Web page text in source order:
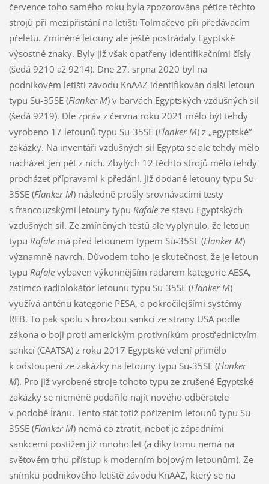
července toho samého roku byla zpozorována pětice těchto
strojů při mezipřistání na letišti Tolmačevo při předávacím
přeletu. Zmíněné letouny ale ještě postrádaly Egyptské
výsostné znaky. Byly již však opatřeny identifikačními čísly
(šedá 9210 až 9214). Dne 27. srpna 2020 byl na
podnikovém letišti závodu KnAAZ identifikován další letoun
typu Su-35SE (Flanker M) v barvách Egyptských vzdušných sil
(šedá 9219). Dle zpráv z června roku 2021 mělo být tehdy
vyrobeno 17 letounů typu Su-35SE (Flanker M) z „egyptské“
zakázky. Na inventáři vzdušných sil Egypta se ale tehdy mělo
nacházet jen pět z nich. Zbylých 12 těchto strojů mělo tehdy
procházet přípravami k předání. Již dodané letouny typu Su-
35SE (Flanker M) následně prošly srovnávacími testy
s francouzskými letouny typu Rafaleze stavu Egyptských
vzdušných sil. Ze zmíněných testů ale vyplynulo, že letoun
typu Rafalemá před letounem typem Su-35SE (Flanker M)
významně navrch. Důvodem toho je skutečnost, že je letoun
typu Rafalevybaven výkonnějším radarem kategorie AESA,
zatímco radiolokátor letounu typu Su-35SE (Flanker M)
využívá anténu kategorie PESA, a pokročilejšími systémy
REB. To pak spolu s hrozbou sankcí ze strany USA podle
zákona o boji proti americkým protivníkům prostřednictvím
sankcí (CAATSA) z roku 2017 Egyptské velení přimělo
k odstoupení ze zakázky na letouny typu Su-35SE (Flanker
M). Pro již vyrobené stroje tohoto typu ze zrušené Egyptské
zakázky se nicméně podařilo najít nového odběratele
v podobě Íránu. Tento stát totiž pořízením letounů typu Su-
35SE (Flanker M) nemá co ztratit, neboť je západními
sankcemi postižen již mnoho let (a díky tomu nemá na
světovém trhu přístup k moderním bojovým letounům). Ze
snímku podnikového letiště závodu KnAAZ, který se na